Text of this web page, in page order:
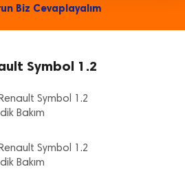
Biz Cevaplayalım
Symbol 1.2
Symbol 1.2
Bakım
Symbol 1.2
Bakım